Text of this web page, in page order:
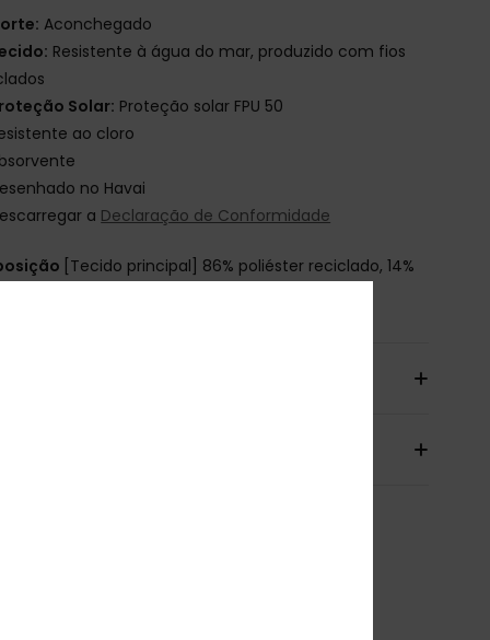
Aconchegado
Resistente à água do mar, produzido com fios
Solar: Proteção solar FPU 50
ao cloro
no Havai
a Declaração de Conformidade
[Tecido principal] 86% poliéster reciclado, 14%